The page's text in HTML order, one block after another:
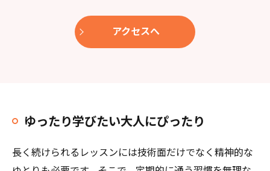
アクセスへ
ゆったり学びたい大人にぴったり
長く続けられるレッスンには技術面だけでなく精神的な